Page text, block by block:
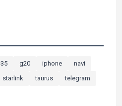
g20 iphone
navi
starlink taurus
telegram